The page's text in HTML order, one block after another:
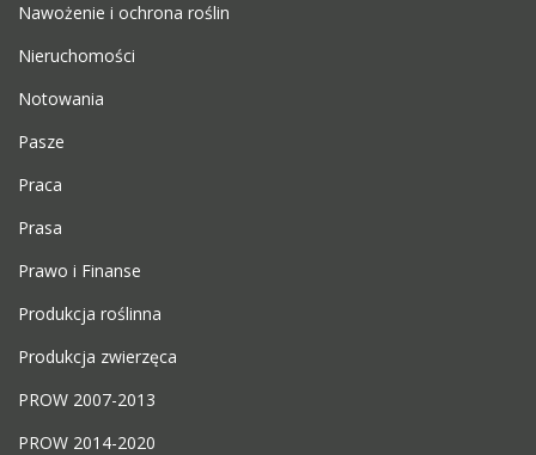
Nawożenie i ochrona roślin
Nieruchomości
Notowania
Pasze
Praca
Prasa
Prawo i Finanse
Produkcja roślinna
Produkcja zwierzęca
PROW 2007-2013
PROW 2014-2020